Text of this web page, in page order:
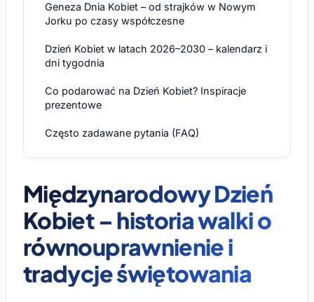
Geneza Dnia Kobiet – od strajków w Nowym
Jorku po czasy współczesne
Dzień Kobiet w latach 2026–2030 – kalendarz i
dni tygodnia
Co podarować na Dzień Kobiet? Inspiracje
prezentowe
Często zadawane pytania (FAQ)
Międzynarodowy Dzień
Kobiet – historia walki o
równouprawnienie i
tradycje świętowania